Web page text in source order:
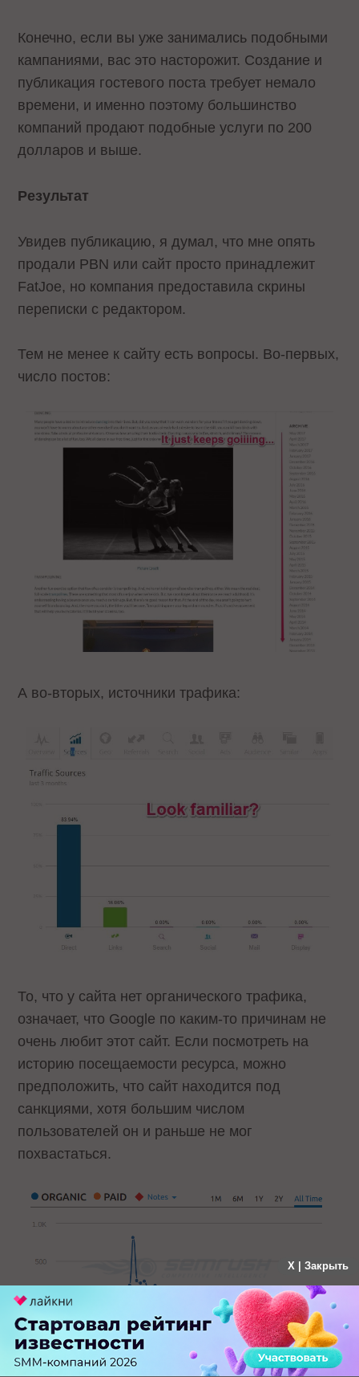
Конечно, если вы уже занимались подобными
кампаниями, вас это насторожит. Создание и
публикация гостевого поста требует немало
времени, и именно поэтому большинство
компаний продают подобные услуги по 200
долларов и выше.
Результат
Увидев публикацию, я думал, что мне опять
продали PBN или сайт просто принадлежит
FatJoe, но компания предоставила скрины
переписки с редактором.
Тем не менее к сайту есть вопросы. Во-первых,
число постов:
А во-вторых, источники трафика:
То, что у сайта нет органического трафика,
означает, что Google по каким-то причинам не
очень любит этот сайт. Если посмотреть на
историю посещаемости ресурса, можно
предположить, что сайт находится под
санкциями, хотя большим числом
пользователей он и раньше не мог
похвастаться.
Стоит ли?
X | Закрыть